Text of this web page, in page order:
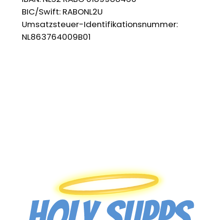
BIC/Swift: RABONL2U
Umsatzsteuer-Identifikationsnummer:
NL863764009B01